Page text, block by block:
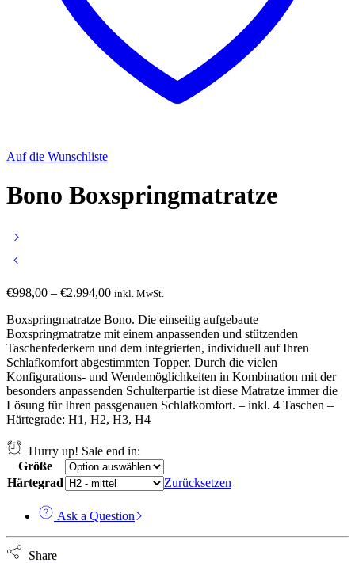
Auf die Wunschliste
Bono Boxspringmatratze
€998,00 – €2.994,00Preisspanne:
bis
€2.994,00
inkl. MwSt.
Boxspringmatratze Bono. Die einseitig aufgebaute
Boxspringmatratze mit einem anpassenden und stützenden
Taschenfederkern und dem integrierten, individuell auf Ihren
Schlafkomfort abgestimmten Topper. Durch die vielen
Konfigurations- und Wendemöglichkeiten in Kombination mit der
besonders anpassenden Schulterpartie ist diese Matratze immer die
Lösung für Ihren passgenauen Schlafkomfort. – inkl. 4 Taschen –
Härtegrade: H1, H2, H3, H4
Hurry up! Sale end in:
Größe
Härtegrad
Zurücksetzen
Ask a Question
Share